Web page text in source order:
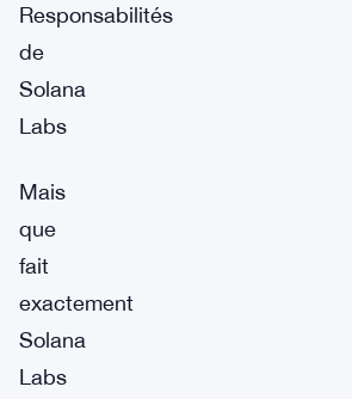
Responsabilités
de
Solana
Labs
Mais
que
fait
exactement
Solana
Labs